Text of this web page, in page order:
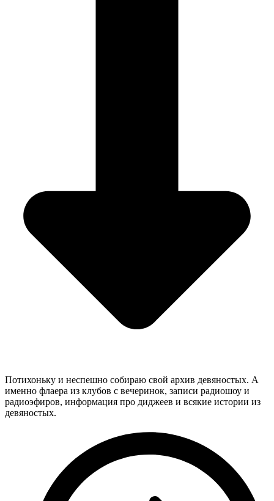
Потихоньку и неспешно собираю свой архив девяностых. А
именно флаера из клубов с вечеринок, записи радиошоу и
радиоэфиров, информация про диджеев и всякие истории из
девяностых.